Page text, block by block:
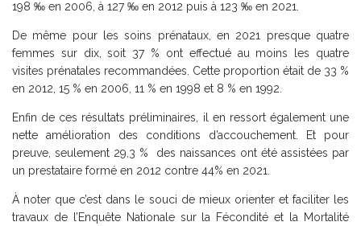
198 ‰ en 2006, à 127 ‰ en 2012 puis à 123 ‰ en 2021.
De même pour les soins prénataux, en 2021 presque quatre
femmes sur dix, soit 37 % ont effectué au moins les quatre
visites prénatales recommandées. Cette proportion était de 33 %
en 2012, 15 % en 2006, 11 % en 1998 et 8 % en 1992.
Enfin de ces résultats préliminaires, il en ressort également une
nette amélioration des conditions d’accouchement. Et pour
preuve, seulement 29,3 % des naissances ont été assistées par
un prestataire formé en 2012 contre 44% en 2021.
À noter que c’est dans le souci de mieux orienter et faciliter les
travaux de l’Enquête Nationale sur la Fécondité et la Mortalité